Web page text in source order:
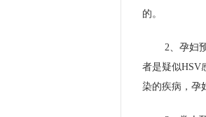
的。
2、孕妇
者是疑似HSV
染的疾病，孕